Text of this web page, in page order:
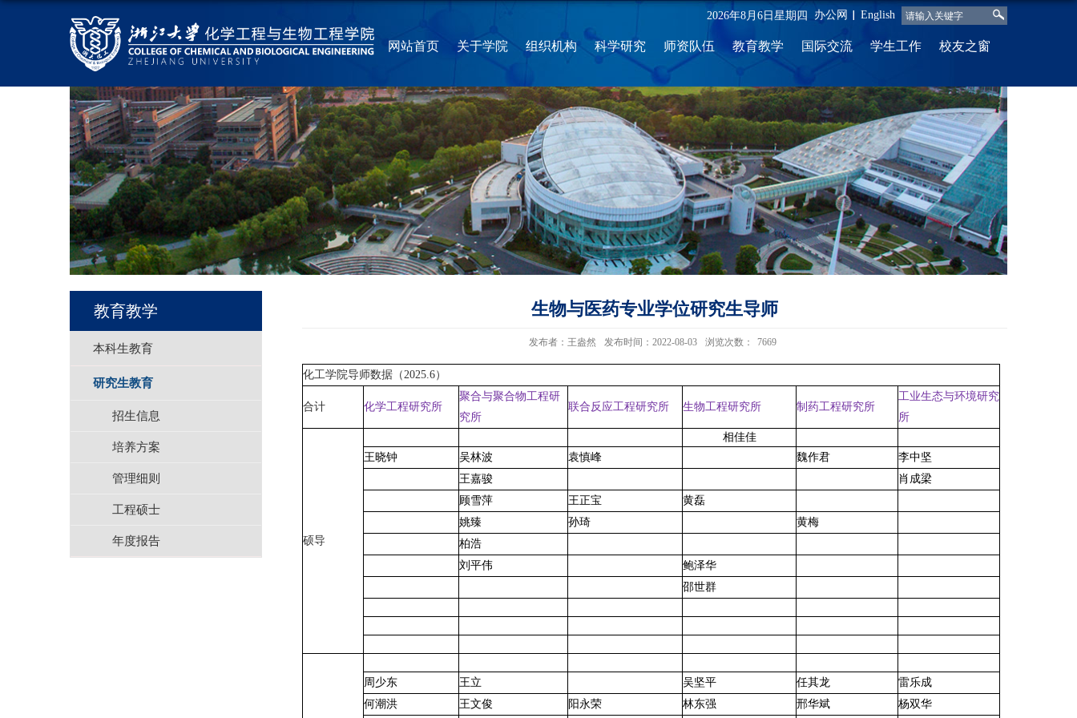
办公网 English
2026年8月6日星期四
网站首页 关于学院 组织机构 科学研究 师资队伍 教育教学 国际交流 学生工作 校友之窗
教育教学
本科生教育
研究生教育
招生信息
培养方案
管理细则
工程硕士
年度报告
生物与医药专业学位研究生导师
发布者：王盎然 发布时间：2022-08-03 浏览次数： 7669
化工学院导师数据（2025.6）
合计 化学工程研究所
聚合与聚合物工程研
究所
联合反应工程研究所 生物工程研究所 制药工程研究所
工业生态与环境研究
所
硕导
相佳佳
王晓钟
吴林波 袁慎峰 魏作君
李中坚
王嘉骏
肖成梁
顾雪萍
王正宝
黄磊
姚臻
孙琦
黄梅
柏浩
刘平伟
鲍泽华
邵世群
周少东 王立 吴坚平 任其龙
雷乐成
何潮洪
王文俊 阳永荣 林东强 邢华斌 杨双华